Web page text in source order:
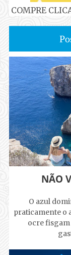
COMPRE
NÃO
O azul
praticamente o
ocre fisgam